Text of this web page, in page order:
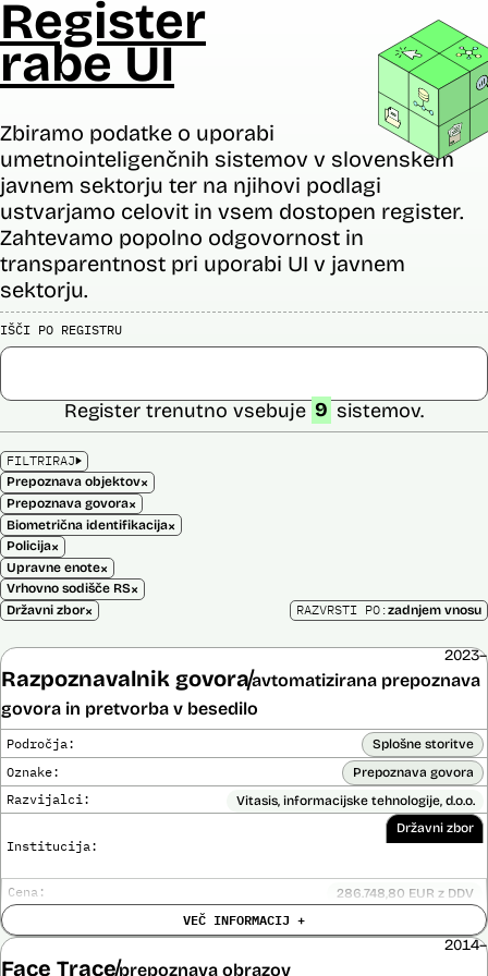
Register
rabe UI
Zbiramo podatke o uporabi
umetnointeligenčnih sistemov v slovenskem
javnem sektorju ter na njihovi podlagi
ustvarjamo celovit in vsem dostopen register.
Zahtevamo popolno odgovornost in
transparentnost pri uporabi UI v javnem
sektorju.
IŠČI PO REGISTRU
FILTRIRAJ
Prepoznava objektov×
Prepoznava govora×
Biometrična identifikacija×
Policija×
Upravne enote×
Vrhovno sodišče RS×
Državni zbor×
Register trenutno vsebuje 9 sistemov.
RAZVRSTI PO:zadnjem vnosu
Razpoznavalnik govoraavtomatizirana prepoznava
govora in pretvorba v besedilo
2023–
Področja: Splošne storitve
Oznake: Prepoznava govora
Razvijalci: Vitasis, informacijske tehnologije, d.o.o.
Institucija:
Državni zbor
Cena: 286.748,80 EUR z DDV
licence:
opravljena:
VEČ INFORMACIJ +
Face Traceprepoznava obrazov
2014–